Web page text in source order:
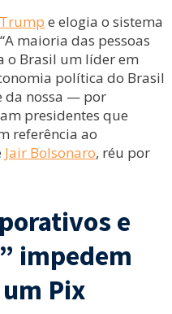
Trump e elogia o sistema
maioria das pessoas
o Brasil um líder em
política do Brasil
da nossa — por
presidentes que
referência ao
Jair Bolsonaro, réu por
e
impedem
Pix